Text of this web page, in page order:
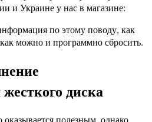
и Украине у нас в магазине:
по этому поводу, как
можно и программно сбросить.
диска
оказывается полезным, однако